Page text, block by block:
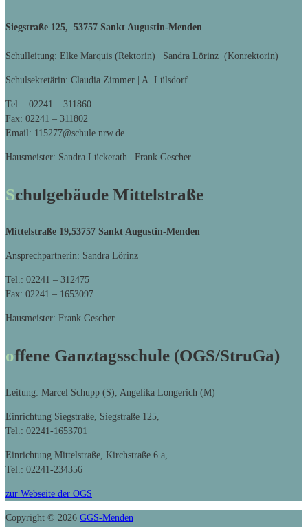
Siegstraße 125, 53757 Sankt Augustin-Menden
Schulleitung: Elke Marquis (Rektorin) | Sandra Lörinz (Konrektorin)
Schulsekretärin: Claudia Zimmer | A. Lülsdorf
Tel.: 02241 – 311860
Fax: 02241 – 311802
Email: 115277@schule.nrw.de
Hausmeister: Sandra Lückerath | Frank Gescher
Schulgebäude Mittelstraße
Mittelstraße 19,53757 Sankt Augustin-Menden
Ansprechpartnerin: Sandra Lörinz
Tel.: 02241 – 312475
Fax: 02241 – 1653097
Hausmeister: Frank Gescher
offene Ganztagsschule (OGS/StruGa)
Leitung: Marcel Schupp (S), Angelika Longerich (M)
Einrichtung Siegstraße, Siegstraße 125,
Tel.: 02241-1653701
Einrichtung Mittelstraße, Kirchstraße 6 a,
Tel.: 02241-234356
zur Webseite der OGS
Copyright © 2026 GGS-Menden